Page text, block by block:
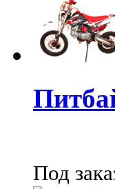
Под